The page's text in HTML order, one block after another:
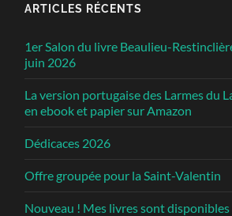
ARTICLES RÉCENTS
1er Salon du livre Beaulieu-
juin 2026
La version portugaise des Larmes du
en ebook et papier sur Amazon
Dédicaces 2026
Offre groupée pour la Saint-Valentin
Nouveau ! Mes livres sont